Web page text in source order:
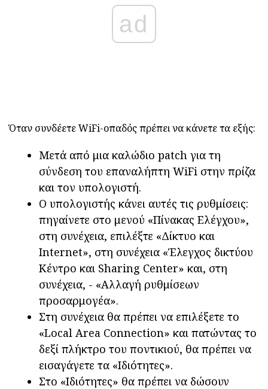
ad
Όταν συνδέετε WiFi-οπαδός πρέπει να κάνετε τα εξής:
Μετά από μια καλώδιο patch για τη
σύνδεση του επαναλήπτη WiFi στην πρίζα
και τον υπολογιστή.
Ο υπολογιστής κάνει αυτές τις ρυθμίσεις:
πηγαίνετε στο μενού «Πίνακας Ελέγχου»,
στη συνέχεια, επιλέξτε «Δίκτυο και
Internet», στη συνέχεια «Έλεγχος δικτύου
Κέντρο και Sharing Center» και, στη
συνέχεια, - «Αλλαγή ρυθμίσεων
προσαρμογέα».
Στη συνέχεια θα πρέπει να επιλέξετε το
«Local Area Connection» και πατώντας το
δεξί πλήκτρο του ποντικιού, θα πρέπει να
εισαγάγετε τα «Ιδιότητες».
Στο «Ιδιότητες» θα πρέπει να δώσουν